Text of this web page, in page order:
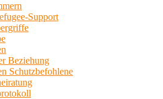
Support
Beziehung
Schutzbefohlene